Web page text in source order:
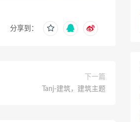
分享到：
下一篇
Tanj-建筑，建筑主题